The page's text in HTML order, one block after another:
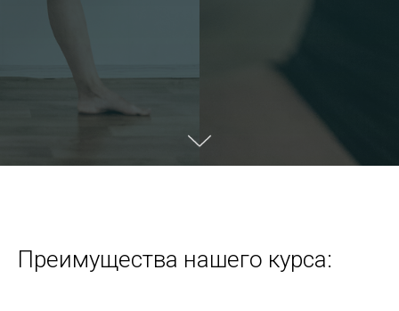
Преимущества нашего курса: